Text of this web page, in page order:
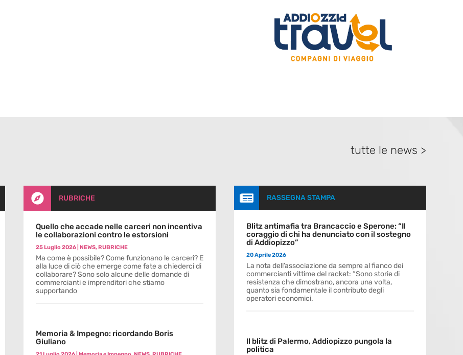
tutte le news >
 RUBRICHE
Quello che accade nelle carceri non incentiva
le collaborazioni contro le estorsioni
25 Luglio 2026| NEWS,RUBRICHE
Ma come è possibile? Come funzionano le carceri? E
alla luce di ciò che emerge come fate a chiederci di
collaborare? Sono solo alcune delle domande di
commercianti e imprenditori che stiamo
supportando
Memoria & Impegno: ricordando Boris
Giuliano
 RASSEGNA STAMPA
Blitz antimafia tra Brancaccio e Sperone: “Il
coraggio di chi ha denunciato con il sostegno
di Addiopizzo”
20 Aprile 2026
La nota dell’associazione da sempre al fianco dei
commercianti vittime del racket: “Sono storie di
resistenza che dimostrano, ancora una volta,
quanto sia fondamentale il contributo degli
operatori economici.
Il blitz di Palermo, Addiopizzo pungola la
politica